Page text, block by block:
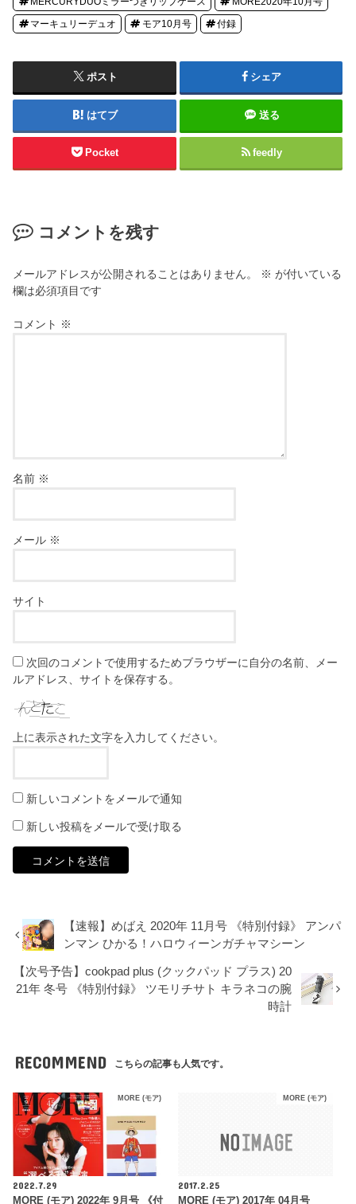
マーキュリーデュオ モア10月号 付録
ポスト シェア
はてブ 送る
Pocket feedly
コメントを残す
メールアドレスが公開されることはありません。 ※ が付いている
欄は必須項目です
コメント ※
名前 ※
メール ※
サイト
次回のコメントで使用するためブラウザーに自分の名前、メー
ルアドレス、サイトを保存する。
上に表示された文字を入力してください。
新しいコメントをメールで通知
新しい投稿をメールで受け取る
【速報】めばえ 2020年 11月号 《特別付録》 アンパ
ンマン ひかる！ハロウィーンガチャマシーン
【次号予告】cookpad plus (クックパッド プラス) 20
21年 冬号 《特別付録》 ツモリチサト キラネコの腕
時計
RECOMMEND こちらの記事も人気です。
MORE (モア)
2022.7.29
MORE (モア) 2022年 9月号 《付
MORE (モア)
2017.2.25
MORE (モア) 2017年 04月号